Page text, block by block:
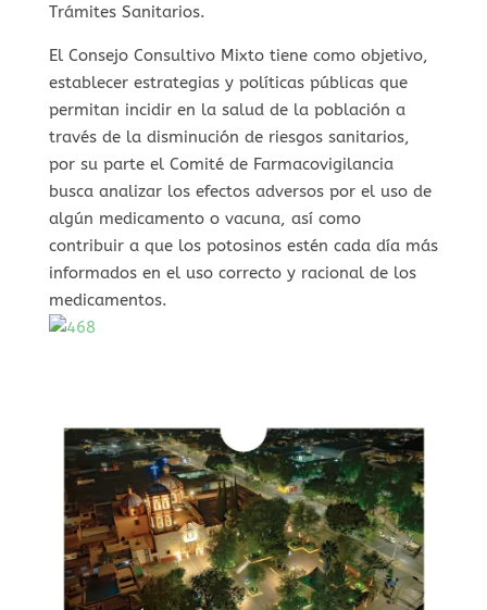
Trámites Sanitarios.
El Consejo Consultivo Mixto tiene como objetivo,
establecer estrategias y políticas públicas que
permitan incidir en la salud de la población a
través de la disminución de riesgos sanitarios,
por su parte el Comité de Farmacovigilancia
busca analizar los efectos adversos por el uso de
algún medicamento o vacuna, así como
contribuir a que los potosinos estén cada día más
informados en el uso correcto y racional de los
medicamentos.